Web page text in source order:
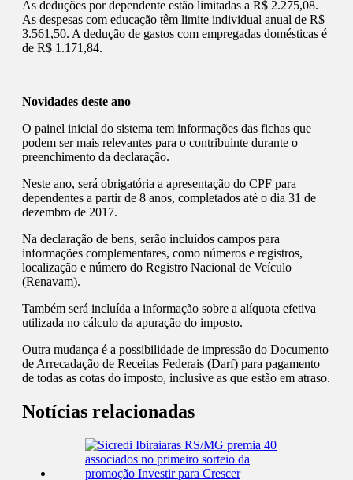
As deduções por dependente estão limitadas a R$ 2.275,08.
As despesas com educação têm limite individual anual de R$
3.561,50. A dedução de gastos com empregadas domésticas é
de R$ 1.171,84.
Novidades deste ano
O painel inicial do sistema tem informações das fichas que
podem ser mais relevantes para o contribuinte durante o
preenchimento da declaração.
Neste ano, será obrigatória a apresentação do CPF para
dependentes a partir de 8 anos, completados até o dia 31 de
dezembro de 2017.
Na declaração de bens, serão incluídos campos para
informações complementares, como números e registros,
localização e número do Registro Nacional de Veículo
(Renavam).
Também será incluída a informação sobre a alíquota efetiva
utilizada no cálculo da apuração do imposto.
Outra mudança é a possibilidade de impressão do Documento
de Arrecadação de Receitas Federais (Darf) para pagamento
de todas as cotas do imposto, inclusive as que estão em atraso.
Notícias relacionadas